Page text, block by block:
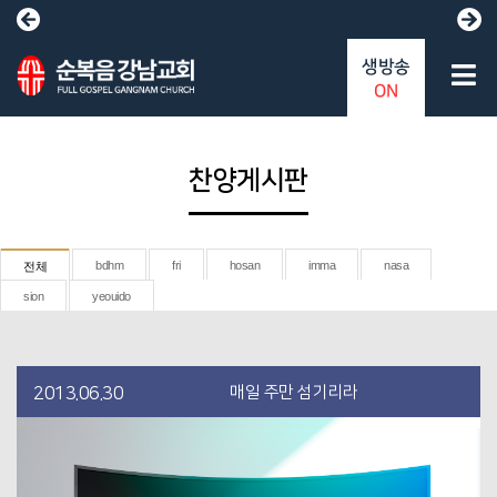
찬양게시판
전체 bdhm fri hosan imma nasa
sion yeouido
2013.06.30 매일 주만 섬기리라
생방송
ON